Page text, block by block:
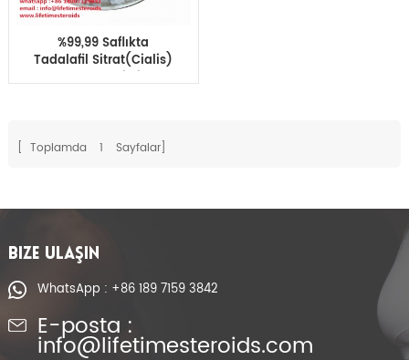
%99,99 Saflıkta
Tadalafil Sitrat(Cialis)
Toz Erkek Geliştirme
[ Toplamda 1 Sayfalar]
BIZE ULAŞIN
WhatsApp : +86 189 7159 3842
E-posta :
info@lifetimesteroids.com